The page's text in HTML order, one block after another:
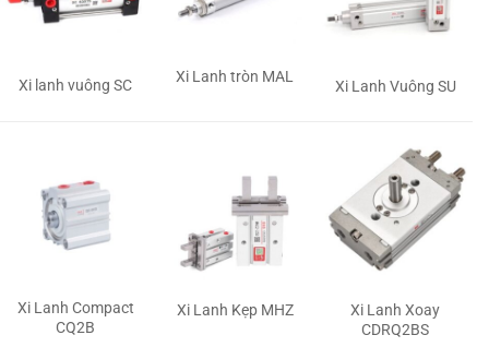
Xi lanh vuông SC Xi Lanh tròn MAL
Xi Lanh Vuông SU
Xi Lanh Compact
CQ2B
Xi Lanh Kẹp MHZ
Xi Lanh Xoay
CDRQ2BS